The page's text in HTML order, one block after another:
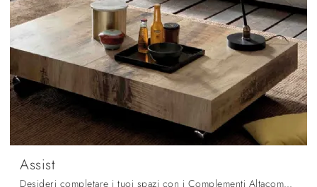
Assist
Desideri completare i tuoi spazi con i Complementi Altacom? Eccoti vari modelli di tavolini in melaminico come Assist.